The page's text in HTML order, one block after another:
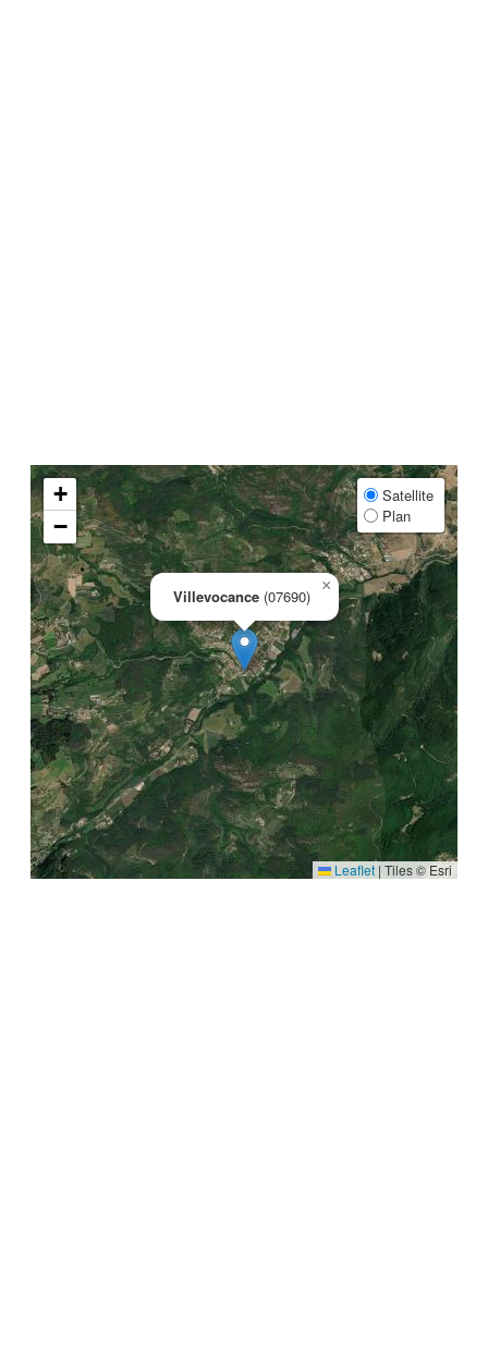
Villevocance (07690)
×
+
−
Satellite
Plan
Leaflet | Tiles © Esri